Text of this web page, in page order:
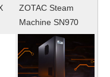
ZOTAC Steam
Machine SN970